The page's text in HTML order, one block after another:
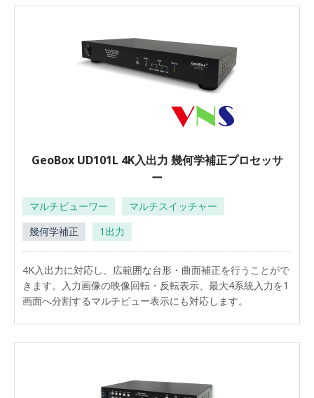
GeoBox UD101L 4K入出力 幾何学補正プロセッサ
ー
マルチビューワー
マルチスイッチャー
幾何学補正
1出力
4K入出力に対応し、広範囲な台形・曲面補正を行うことがで
きます。入力画像の映像回転・反転表示、最大4系統入力を1
画面へ分割するマルチビュー表示にも対応します。